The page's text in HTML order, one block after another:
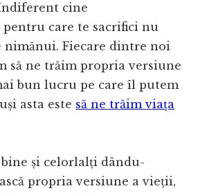
cine
pentru care te sacrifici nu
Fiecare dintre noi
să ne trăim propria versiune
bun lucru pe care îl putem
asta este să ne trăim viața
și celorlalți dându-
propria versiune a vieții,